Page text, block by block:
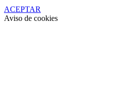
ACEPTAR
Aviso de cookies